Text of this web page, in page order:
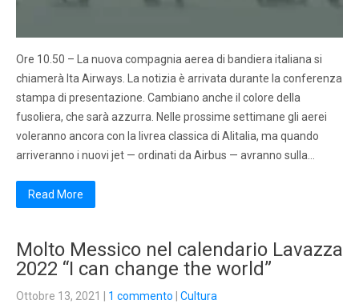
Ore 10.50 – La nuova compagnia aerea di bandiera italiana si
chiamerà Ita Airways. La notizia è arrivata durante la conferenza
stampa di presentazione. Cambiano anche il colore della
fusoliera, che sarà azzurra. Nelle prossime settimane gli aerei
voleranno ancora con la livrea classica di Alitalia, ma quando
arriveranno i nuovi jet — ordinati da Airbus — avranno sulla…
Read More
Molto Messico nel calendario Lavazza
2022 “I can change the world”
Ottobre 13, 2021 1 commento Cultura